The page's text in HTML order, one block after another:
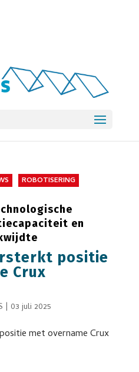
ROBOTISERING
en
positie
Crux
| 03 juli 2025